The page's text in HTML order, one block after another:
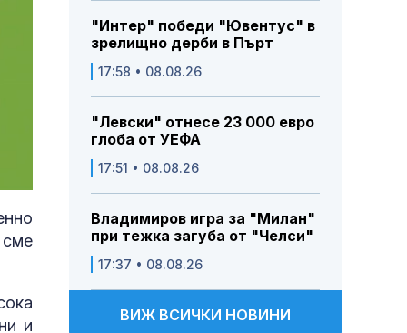
и
"Интер" победи "Ювентус" в
зрелищно дерби в Пърт
17:58 • 08.08.26
"Левски" отнесе 23 000 евро
глоба от УЕФА
17:51 • 08.08.26
Владимиров игра за "Милан"
при тежка загуба от "Челси"
17:37 • 08.08.26
ВИЖ ВСИЧКИ НОВИНИ